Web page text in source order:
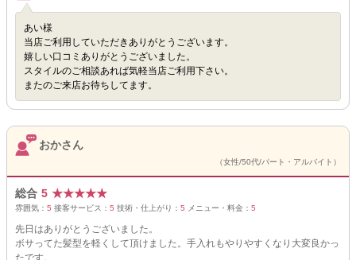
あい様
当店ご利用していただきありがとうございます。
嬉しい口コミありがとうございました。
スタイルのご相談あれば気軽当店ご利用下さい。
またのご来店お待ちしてます。
おかさん
（女性/50代/パート・アルバイト）
総合 5 ★★★★★
雰囲気： 5 接客サービス： 5 技術・仕上がり： 5 メニュー・料金： 5
先日はありがとうございました。
ボサってた髪型を軽くして頂けました。手入れもやりやすくなり大変良かっ
たです。